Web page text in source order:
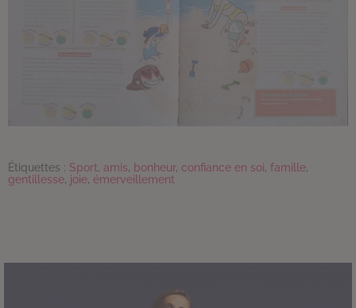
Étiquettes : Sport, amis, bonheur, confiance en soi, famille,
gentillesse, joie, émerveillement